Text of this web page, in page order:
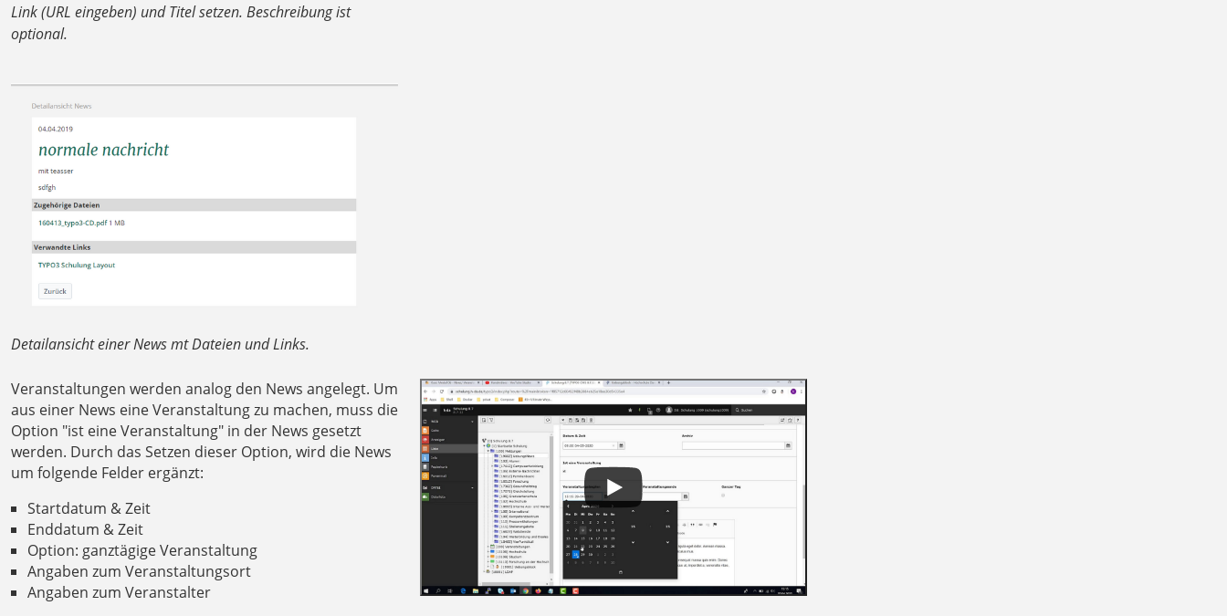
Link (URL eingeben) und Titel setzen. Beschreibung ist
optional.
Detailansicht einer News mt Dateien und Links.
Veranstaltungen werden analog den News angelegt. Um
aus einer News eine Veranstaltung zu machen, muss die
Option "ist eine Veranstaltung" in der News gesetzt
werden. Durch das Setzen dieser Option, wird die News
um folgende Felder ergänzt:
Startdatum & Zeit
Enddatum & Zeit
Option: ganztägige Veranstaltung
Angaben zum Veranstaltungsort
Angaben zum Veranstalter